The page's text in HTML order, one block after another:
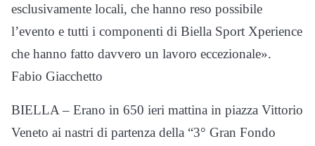
esclusivamente locali, che hanno reso possibile
l’evento e tutti i componenti di Biella Sport Xperience
che hanno fatto davvero un lavoro eccezionale».
Fabio Giacchetto
BIELLA – Erano in 650 ieri mattina in piazza Vittorio
Veneto ai nastri di partenza della “3° Gran Fondo